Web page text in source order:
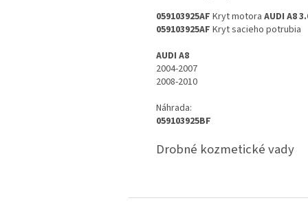
059103925AF Kryt motora AUDI A8
059103925AF Kryt sacieho potrubia
AUDI A8
2004-2007
2008-2010
Náhrada:
059103925BF
Drobné kozmetické vady